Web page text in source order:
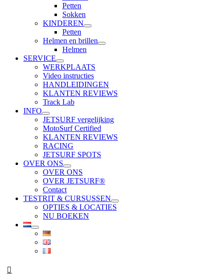
Petten
Sokken
KINDEREN
Petten
Helmen en brillen
Helmen
SERVICE
WERKPLAATS
Video instructies
HANDLEIDINGEN
KLANTEN REVIEWS
Track Lab
INFO
JETSURF vergelijking
MotoSurf Certified
KLANTEN REVIEWS
RACING
JETSURF SPOTS
OVER ONS
OVER ONS
OVER JETSURF®
Contact
TESTRIT & CURSUSSEN
OPTIES & LOCATIES
NU BOEKEN